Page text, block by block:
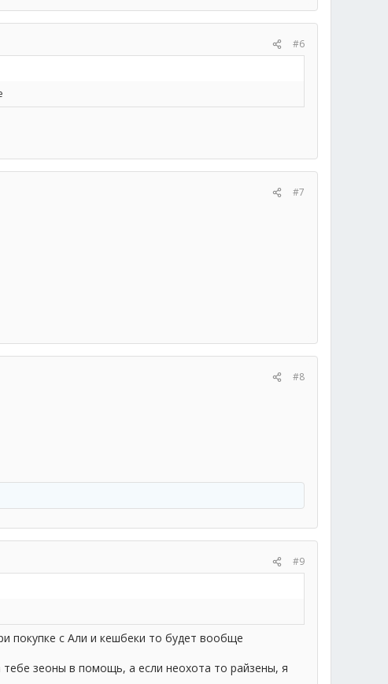
#6
#7
#8
#9
покупке с Али и кешбеки то будет вообще
зеоны в помощь, а если неохота то райзены, я